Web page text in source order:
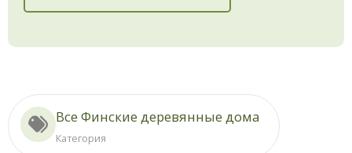
Все Финские деревянные дома
Категория